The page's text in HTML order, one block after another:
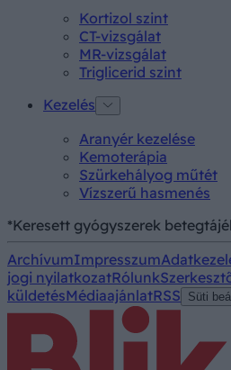
Kortizol szint
CT-vizsgálat
MR-vizsgálat
Triglicerid szint
Kezelés
Aranyér kezelése
Kemoterápia
Szürkehályog műtét
Vízszerű hasmenés
*Keresett gyógyszerek
ArchívumImpresszum
jogi nyilatkozatRólunk
küldetésMédiaajánlatRSS Süti